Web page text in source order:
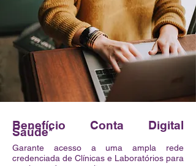
Benefício Conta Digital
Saúde*
Garante acesso a uma ampla rede
credenciada de Clínicas e Laboratórios para